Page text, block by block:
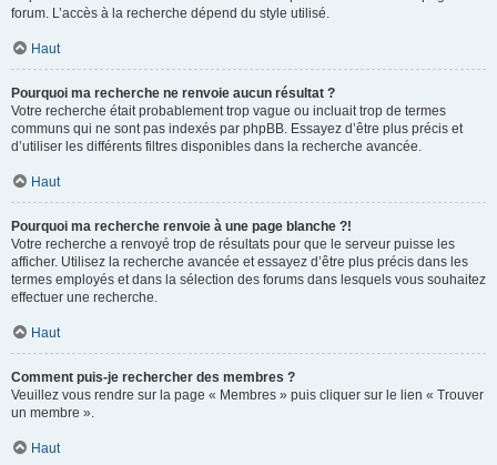
forum. L’accès à la recherche dépend du style utilisé.
Haut
Pourquoi ma recherche ne renvoie aucun résultat ?
Votre recherche était probablement trop vague ou incluait trop de termes
communs qui ne sont pas indexés par phpBB. Essayez d’être plus précis et
d’utiliser les différents filtres disponibles dans la recherche avancée.
Haut
Pourquoi ma recherche renvoie à une page blanche ?!
Votre recherche a renvoyé trop de résultats pour que le serveur puisse les
afficher. Utilisez la recherche avancée et essayez d’être plus précis dans les
termes employés et dans la sélection des forums dans lesquels vous souhaitez
effectuer une recherche.
Haut
Comment puis-je rechercher des membres ?
Veuillez vous rendre sur la page « Membres » puis cliquer sur le lien « Trouver
un membre ».
Haut